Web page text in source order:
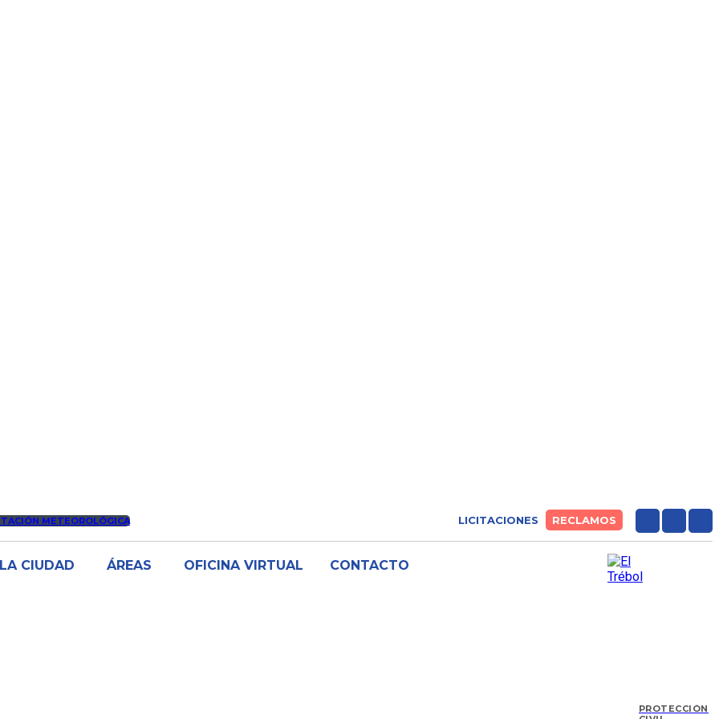
METEOROLÓGICA LICITACIONES RECLAMOS
LA CIUDAD ÁREAS OFICINA VIRTUAL CONTACTO
PROTECCIÓN